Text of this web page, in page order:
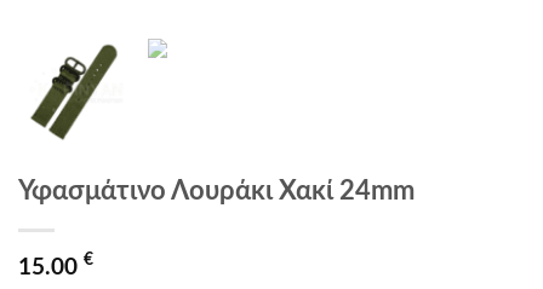
Υφασμάτινο Λουράκι Χακί 24mm
15.00 €